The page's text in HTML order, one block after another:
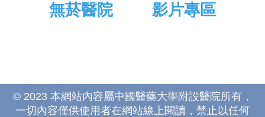
無菸醫院 影片專區
© 2023 本網站內容屬中國醫藥大學附設醫院所有，
一切內容僅供使用者在網站線上閱讀，禁止以任何